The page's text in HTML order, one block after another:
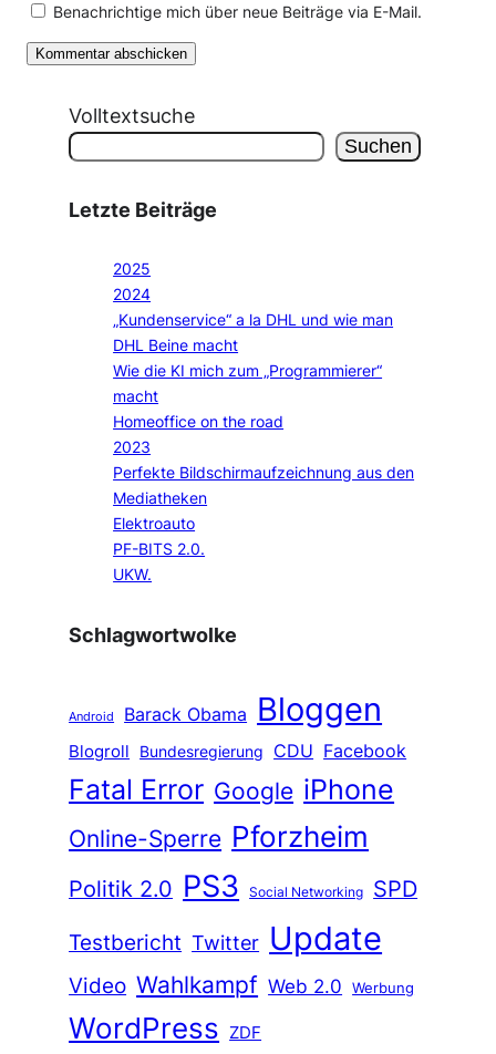
Benachrichtige mich über neue Beiträge via E-Mail.
Volltextsuche
Suchen
Letzte Beiträge
2025
2024
„Kundenservice“ a la DHL und wie man
DHL Beine macht
Wie die KI mich zum „Programmierer“
macht
Homeoffice on the road
2023
Perfekte Bildschirmaufzeichnung aus den
Mediatheken
Elektroauto
PF-BITS 2.0.
UKW.
Schlagwortwolke
Android Barack Obama Bloggen
Blogroll Bundesregierung CDU Facebook
Fatal Error Google iPhone
Online-Sperre Pforzheim
Politik 2.0 PS3 Social Networking
SPD
Testbericht Twitter Update
Video Wahlkampf Web 2.0 Werbung
WordPress ZDF